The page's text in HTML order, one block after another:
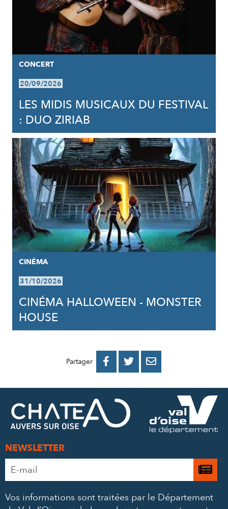
CONCERT
20/09/2026
LES MIDIS MUSICAUX DU FESTIVAL
: DUO ZIRIAB
CINÉMA
31/10/2026
CINÉMA HALLOWEEN - MONSTER
HOUSE
Partager 
PARTAGER
FACEBOOK
PARTAGER
PARTAGER
MAIL
NEWSLETTER
Adresse
e-
*
Je
à
Vos informations sont traitées par le Département